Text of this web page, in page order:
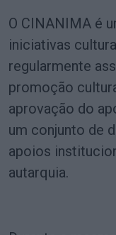
O CINANIMA é
iniciativas
regularmente
promoção
aprovação do
um conjunto de
apoios
autarquia.